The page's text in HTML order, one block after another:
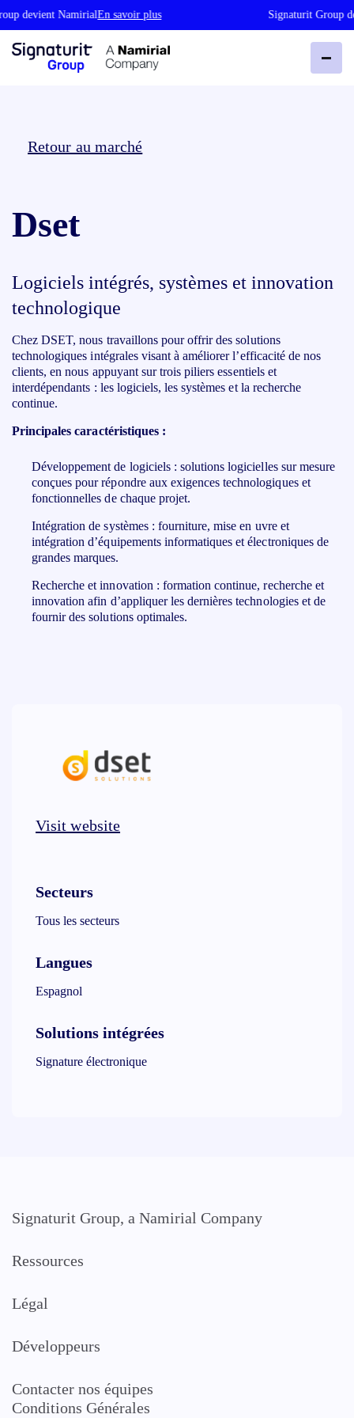
devient NamirialEn savoir plus Signaturit Group
Retour au marché
Dset
Logiciels intégrés, systèmes et innovation
technologique
Chez DSET, nous travaillons pour offrir des solutions
technologiques intégrales visant à améliorer l’efficacité de nos
clients, en nous appuyant sur trois piliers essentiels et
interdépendants : les logiciels, les systèmes et la recherche
continue.
Principales caractéristiques :
Développement de logiciels : solutions logicielles sur mesure
conçues pour répondre aux exigences technologiques et
fonctionnelles de chaque projet.
Intégration de systèmes : fourniture, mise en uvre et
intégration d’équipements informatiques et électroniques de
grandes marques.
Recherche et innovation : formation continue, recherche et
innovation afin d’appliquer les dernières technologies et de
fournir des solutions optimales.
Visit website
Secteurs
Tous les secteurs
Langues
Espagnol
Solutions intégrées
Signature électronique
Signaturit Group, a Namirial Company
Ressources
Légal
Développeurs
Contacter nos équipes
Conditions Générales